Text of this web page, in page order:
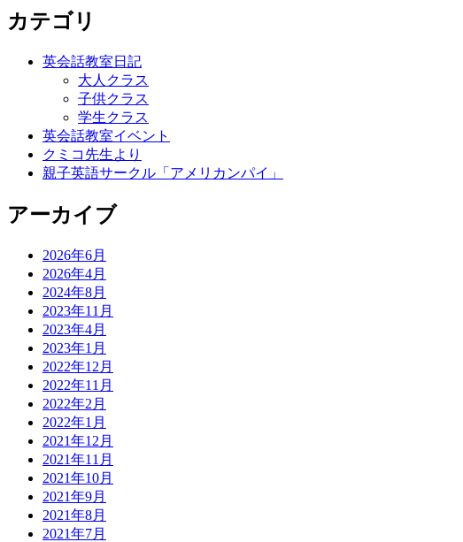
カテゴリ
英会話教室日記
大人クラス
子供クラス
学生クラス
英会話教室イベント
クミコ先生より
親子英語サークル「アメリカンパイ」
アーカイブ
2026年6月
2026年4月
2024年8月
2023年11月
2023年4月
2023年1月
2022年12月
2022年11月
2022年2月
2022年1月
2021年12月
2021年11月
2021年10月
2021年9月
2021年8月
2021年7月